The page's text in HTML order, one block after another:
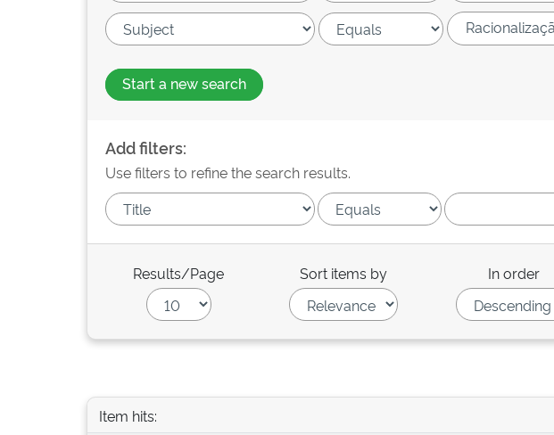
Start a new search
Add filters:
Use filters to refine the search results.
Results/Page Sort items by In order
Item hits: